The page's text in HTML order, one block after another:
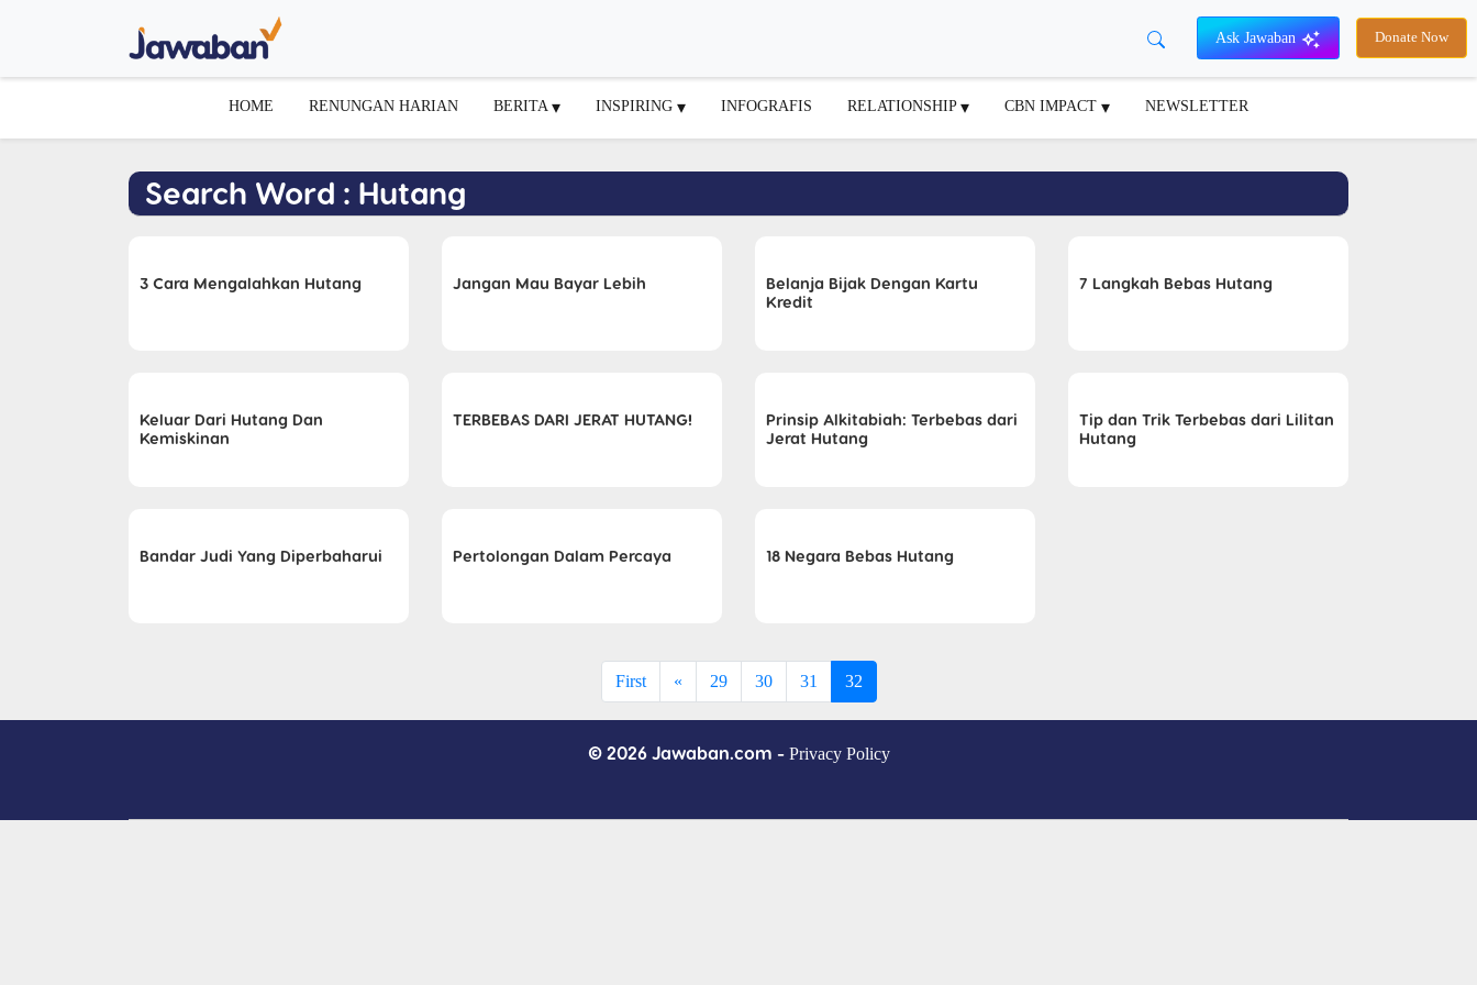
Ask Jawaban Donate Now
HOME RENUNGAN HARIAN BERITA INSPIRING INFOGRAFIS RELATIONSHIP CBN IMPACT NEWSLETTER
Search Word : Hutang
3 Cara Mengalahkan Hutang Jangan Mau Bayar Lebih
Belanja Bijak Dengan Kartu
Kredit
7 Langkah Bebas Hutang
Keluar Dari Hutang Dan
Kemiskinan
TERBEBAS DARI JERAT HUTANG!
Prinsip Alkitabiah: Terbebas dari
Jerat Hutang
Tip dan Trik Terbebas dari Lilitan
Hutang
Bandar Judi Yang Diperbaharui Pertolongan Dalam Percaya 18 Negara Bebas Hutang
First « 29 30 31 32
© 2026 Jawaban.com - Privacy Policy